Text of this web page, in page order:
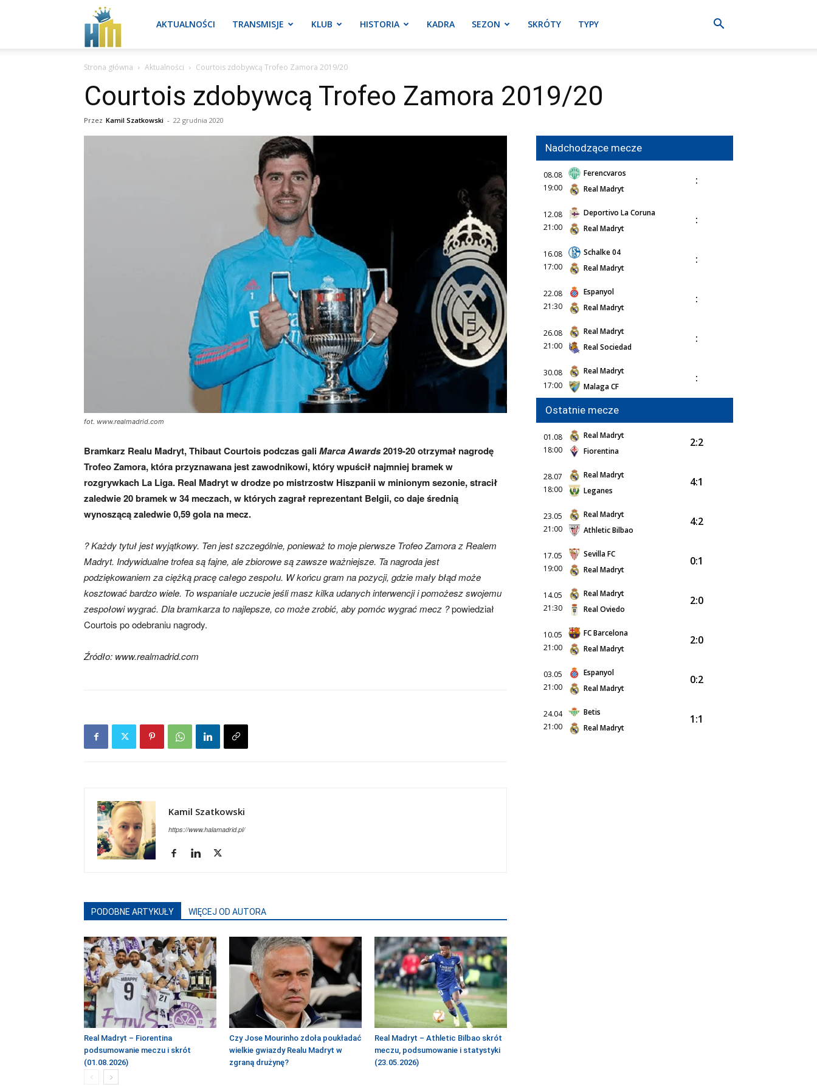
Real
Madryt
aktualności
AKTUALNOŚCI TRANSMISJE KLUB HISTORIA KADRA SEZON SKRÓTY TYPY
Strona główna Aktualności Courtois zdobywcą Trofeo Zamora 2019/20
Courtois zdobywcą Trofeo Zamora 2019/20
Przez Kamil Szatkowski - 22 grudnia 2020
fot. www.realmadrid.com
Bramkarz Realu Madryt, Thibaut Courtois podczas galiMarca Awards2019-20 otrzymał nagrodę
Trofeo Zamora, która przyznawana jest zawodnikowi, który wpuścił najmniej bramek w
rozgrywkach La Liga. Real Madryt w drodze po mistrzostw Hiszpanii w minionym sezonie, stracił
zaledwie 20 bramek w 34 meczach, w których zagrał reprezentant Belgii, co daje średnią
wynoszącą zaledwie 0,59 gola na mecz.
? Każdy tytuł jest wyjątkowy. Ten jest szczególnie, ponieważ to moje pierwsze Trofeo Zamora z Realem
Madryt. Indywidualne trofea są fajne, ale zbiorowe są zawsze ważniejsze. Ta nagroda jest
podziękowaniem za ciężką pracę całego zespołu. W końcu gram na pozycji, gdzie mały błąd może
kosztować bardzo wiele. To wspaniałe uczucie jeśli masz kilka udanych interwencji i pomożesz swojemu
zespołowi wygrać. Dla bramkarza to najlepsze, co może zrobić, aby pomóc wygrać mecz ?powiedział
Courtois po odebraniu nagrody.
Źródło: www.realmadrid.com
Kamil Szatkowski
https://www.halamadrid.pl/
PODOBNE ARTYKUŁY WIĘCEJ OD AUTORA
Real Madryt – Fiorentina
podsumowanie meczu i skrót
(01.08.2026)
Czy Jose Mourinho zdoła poukładać
wielkie gwiazdy Realu Madryt w
zgraną drużynę?
Real Madryt – Athletic Bilbao skrót
meczu, podsumowanie i statystyki
(23.05.2026)
Nadchodzące mecze
08.08
19:00
Ferencvaros
Real Madryt
:
12.08
21:00
Deportivo La Coruna
Real Madryt
:
16.08
17:00
Schalke 04
Real Madryt
:
22.08
21:30
Espanyol
Real Madryt
:
26.08
21:00
Real Madryt
Real Sociedad
:
30.08
17:00
Real Madryt
Malaga CF
:
Ostatnie mecze
01.08
18:00
Real Madryt
Fiorentina
2:2
28.07
18:00
Real Madryt
Leganes
4:1
23.05
21:00
Real Madryt
Athletic Bilbao
4:2
17.05
19:00
Sevilla FC
Real Madryt
0:1
14.05
21:30
Real Madryt
Real Oviedo
2:0
10.05
21:00
FC Barcelona
Real Madryt
2:0
03.05
21:00
Espanyol
Real Madryt
0:2
24.04
21:00
Betis
Real Madryt
1:1